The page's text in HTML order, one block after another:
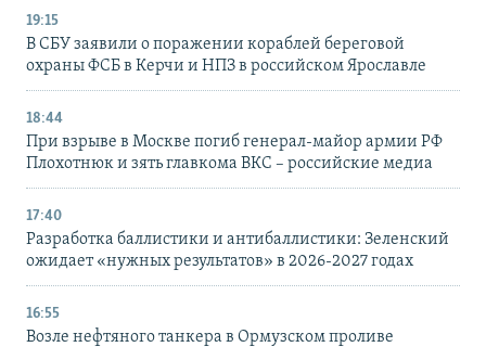
19:15
В СБУ заявили о поражении кораблей береговой
охраны ФСБ в Керчи и НПЗ в российском Ярославле
18:44
При взрыве в Москве погиб генерал-майор армии РФ
Плохотнюк и зять главкома ВКС – российские медиа
17:40
Разработка баллистики и антибаллистики: Зеленский
ожидает «нужных результатов» в 2026-2027 годах
16:55
Возле нефтяного танкера в Ормузском проливе